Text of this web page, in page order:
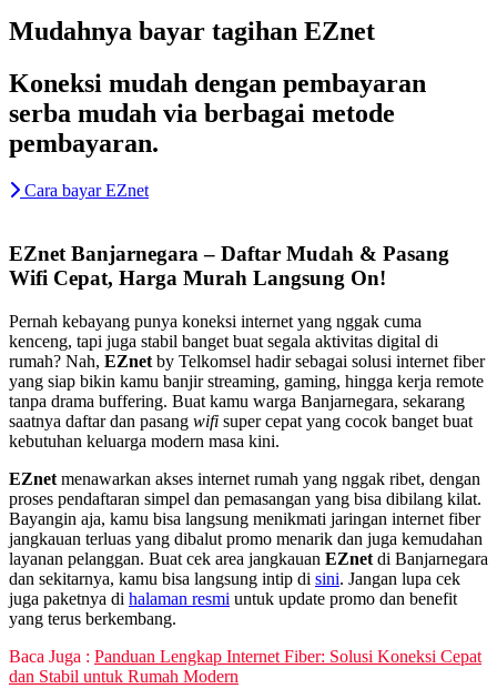
Mudahnya bayar tagihan EZnet
Koneksi mudah dengan pembayaran
serba mudah via berbagai metode
pembayaran.
Cara bayar EZnet
EZnet Banjarnegara – Daftar Mudah & Pasang
Wifi Cepat, Harga Murah Langsung On!
Pernah kebayang punya koneksi internet yang nggak cuma
kenceng, tapi juga stabil banget buat segala aktivitas digital di
rumah? Nah, EZnet by Telkomsel hadir sebagai solusi internet fiber
yang siap bikin kamu banjir streaming, gaming, hingga kerja remote
tanpa drama buffering. Buat kamu warga Banjarnegara, sekarang
saatnya daftar dan pasang wifi super cepat yang cocok banget buat
kebutuhan keluarga modern masa kini.
EZnet menawarkan akses internet rumah yang nggak ribet, dengan
proses pendaftaran simpel dan pemasangan yang bisa dibilang kilat.
Bayangin aja, kamu bisa langsung menikmati jaringan internet fiber
jangkauan terluas yang dibalut promo menarik dan juga kemudahan
layanan pelanggan. Buat cek area jangkauan EZnet di Banjarnegara
dan sekitarnya, kamu bisa langsung intip di sini. Jangan lupa cek
juga paketnya di halaman resmi untuk update promo dan benefit
yang terus berkembang.
Baca Juga : Panduan Lengkap Internet Fiber: Solusi Koneksi Cepat
dan Stabil untuk Rumah Modern